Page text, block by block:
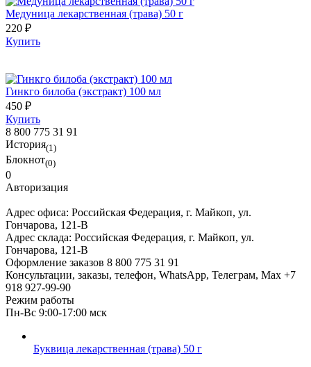
Медуница лекарственная (трава) 50 г
220 ₽
Купить
Гинкго билоба (экстракт) 100 мл
450 ₽
Купить
8 800 775 31 91
История(1)
Блокнот(0)
0
Авторизация
Адрес офиса: Российская Федерация, г. Майкоп, ул.
Гончарова, 121-В
Адрес склада: Российская Федерация, г. Майкоп, ул.
Гончарова, 121-В
Оформление заказов 8 800 775 31 91
Консультации, заказы, телефон, WhatsApp, Телеграм, Мах +7
918 927-99-90
Режим работы
Пн-Вс 9:00-17:00 мск
Буквица лекарственная (трава) 50 г